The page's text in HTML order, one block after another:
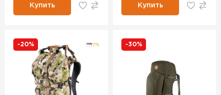
Купить Купить
-20% -30%